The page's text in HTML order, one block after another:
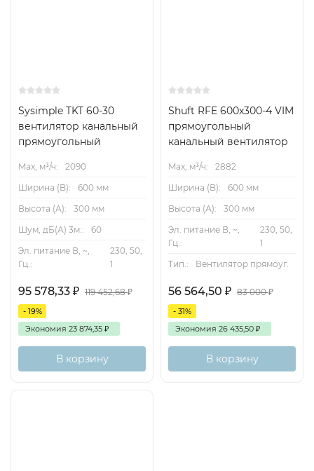
Sysimple TKT 60-30
вентилятор канальный
прямоугольный
Max, м³/ч:
2090
Ширина (B):
600 мм
Высота (А):
300 мм
Шум, дБ(А) 3м::
60
Эл. питание В, ~,
Гц.:
230, 50,
1
95 578,33 ₽ 119 452,68₽
- 19%
Экономия 23 874,35 ₽
В корзину
Shuft RFE 600x300-4 VIM
прямоугольный
канальный вентилятор
Max, м³/ч:
2882
Ширина (B):
600 мм
Высота (А):
300 мм
Эл. питание В, ~,
Гц.:
230, 50,
1
Тип.:
Вентилятор прямоуг.
56 564,50 ₽ 83 000₽
- 31%
Экономия 26 435,50 ₽
В корзину